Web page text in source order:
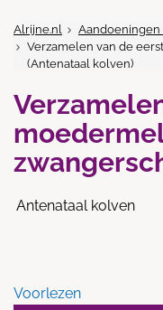
Alrijne.nl
Verzamelen van de
(Antenataal kolven)
Antenataal kolven
Voorlezen